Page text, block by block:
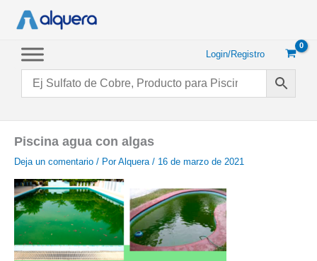
Login/Registro
Piscina agua con algas
Deja un comentario / PorAlquera / 16 de marzo de 2021